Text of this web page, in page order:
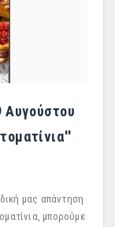
Αυγούστου
μας απάντηση
μπορούμε